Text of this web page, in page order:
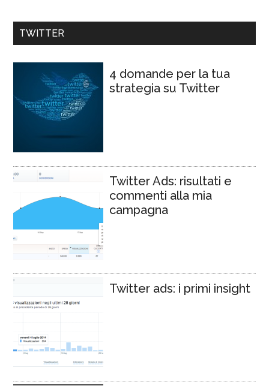
TWITTER
4 domande per la tua
strategia su Twitter
Twitter Ads: risultati e
commenti alla mia
campagna
Twitter ads: i primi insight